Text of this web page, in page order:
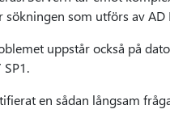
som utförs av AD
uppstår också på
en sådan långsam